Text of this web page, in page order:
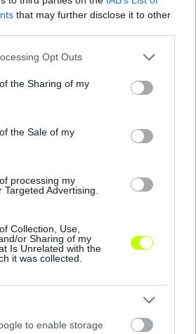
that may further disclose it to other
app uses one or more Google
or usage behaviour. You may click to
Google and its third-party tags to
specified purposes in below Google
Opt Outs
the Sharing of my
the Sale of my
processing my
Advertising.
Collection, Use,
or Sharing of my
Is Unrelated with the
it was collected.
to enable storage